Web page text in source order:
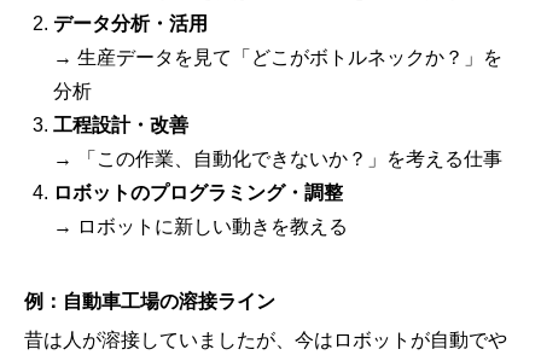
データ分析・活用
→ 生産データを見て「どこがボトルネックか？」を
分析
工程設計・改善
→ 「この作業、自動化できないか？」を考える仕事
ロボットのプログラミング・調整
→ ロボットに新しい動きを教える
例：自動車工場の溶接ライン
昔は人が溶接していましたが、今はロボットが自動でや